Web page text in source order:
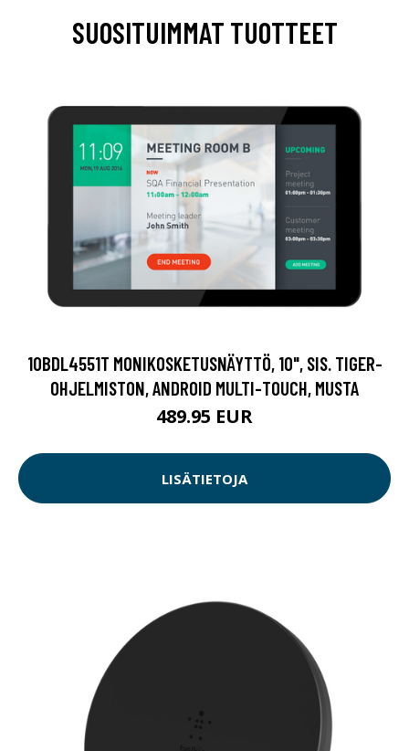
SUOSITUIMMAT TUOTTEET
10BDL4551T MONIKOSKETUSNÄYTTÖ, 10", SIS. TIGER-
OHJELMISTON, ANDROID MULTI-TOUCH, MUSTA
489.95 EUR
LISÄTIETOJA